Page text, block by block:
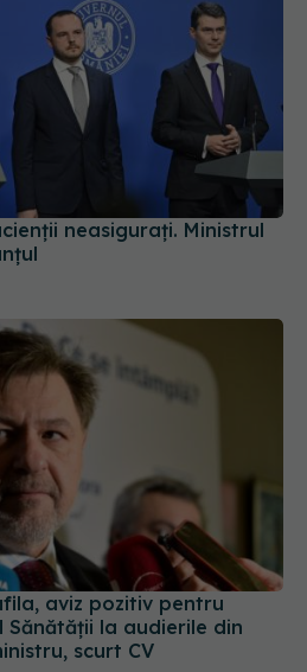
neasigurați. Ministrul
aviz pozitiv pentru
la audierile din
scurt CV